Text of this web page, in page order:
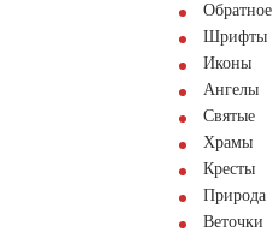
Обратное
Шрифты
Иконы
Ангелы
Святые
Храмы
Кресты
Природа
Веточки